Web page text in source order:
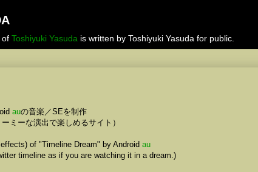
of Toshiyuki Yasuda is written by Toshiyuki Yasuda for public.
auの音楽／SEを制作
ミーな演出で楽しめるサイト）
of "Timeline Dream" by Android au
timeline as if you are watching it in a dream.)